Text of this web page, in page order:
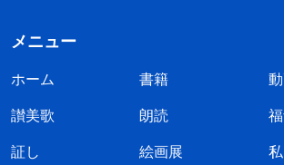
同労者と話し合わなかったのか』
『話したが、意見が何もなかった』
を言い訳にして、自らが法であるか
っている事実をごまかそうとします
メニュー
ホーム 書籍
讃美歌
朗読
証し
絵画展